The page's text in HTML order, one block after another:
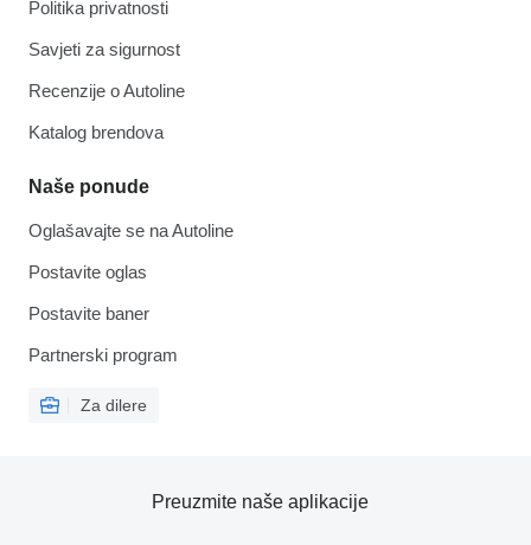
Politika privatnosti
Savjeti za sigurnost
Recenzije o Autoline
Katalog brendova
Naše ponude
Oglašavajte se na Autoline
Postavite oglas
Postavite baner
Partnerski program
Za dilere
Preuzmite naše aplikacije